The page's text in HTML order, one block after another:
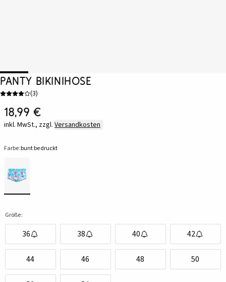
Panty Bikinihose
(3)
18,99 €
inkl. MwSt., zzgl. Versandkosten
Farbe:bunt bedruckt
Größe:
36 38 40 42
44 46 48 50